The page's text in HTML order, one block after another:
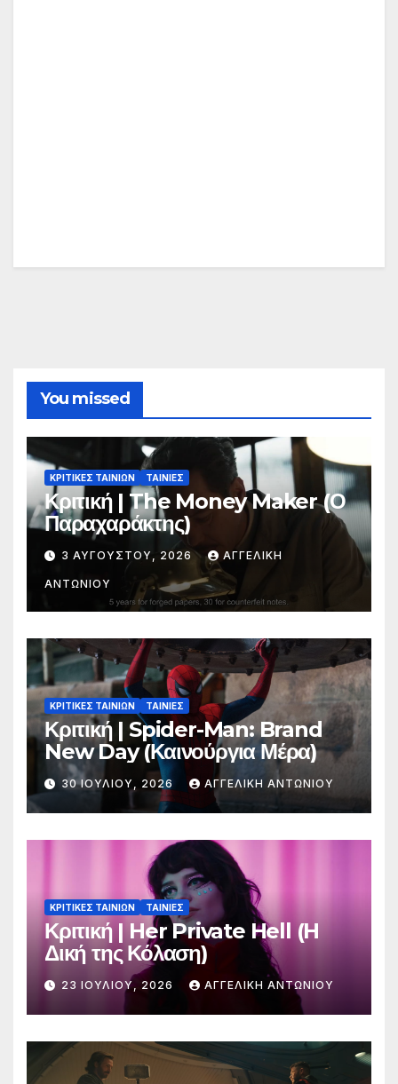
You missed
ΚΡΙΤΙΚΕΣ ΤΑΙΝΙΩΝ ΤΑΙΝΙΕΣ
Κριτική | The Money Maker (Ο
Παραχαράκτης)
3 ΑΥΓΟΎΣΤΟΥ, 2026 ΑΓΓΕΛΙΚΉ
ΑΝΤΩΝΊΟΥ
ΚΡΙΤΙΚΕΣ ΤΑΙΝΙΩΝ ΤΑΙΝΙΕΣ
Κριτική | Spider-Man: Brand
New Day (Καινούργια Μέρα)
30 ΙΟΥΛΊΟΥ, 2026 ΑΓΓΕΛΙΚΉ ΑΝΤΩΝΊΟΥ
ΚΡΙΤΙΚΕΣ ΤΑΙΝΙΩΝ ΤΑΙΝΙΕΣ
Κριτική | Her Private Hell (H
Δική της Κόλαση)
23 ΙΟΥΛΊΟΥ, 2026 ΑΓΓΕΛΙΚΉ ΑΝΤΩΝΊΟΥ